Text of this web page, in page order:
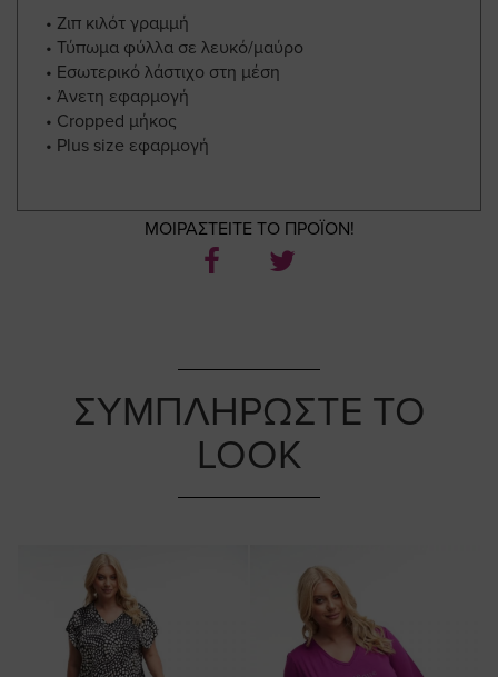
• Ζιπ κιλότ γραμμή
• Τύπωμα φύλλα σε λευκό/μαύρο
• Εσωτερικό λάστιχο στη μέση
• Άνετη εφαρμογή
• Cropped μήκος
• Plus size εφαρμογή
ΜΟΙΡΑΣΤΕΙΤΕ ΤΟ ΠΡΟΪΟΝ!
ΣΥΜΠΛΗΡΩΣΤΕ ΤΟ
LOOK